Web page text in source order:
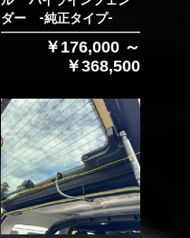
ダー -純正タイプ-
￥176,000 ～
￥368,500